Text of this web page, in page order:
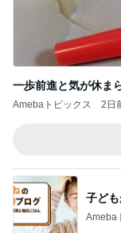
一歩前進と気が休ま
Amebaトピックス 2日
本当
Ameba